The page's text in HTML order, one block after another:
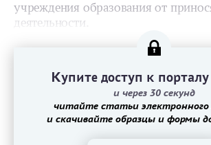
учреждения образования от
деятельности.
Купите доступ к
и через 30 секунд
читайте статьи
и скачивайте образцы и формы